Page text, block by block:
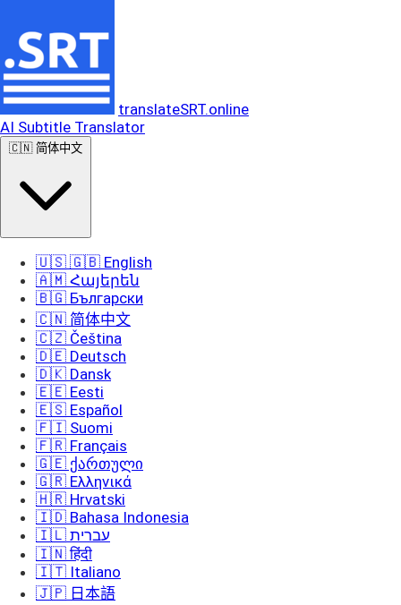
translateSRT.online
AI Subtitle Translator
🇨🇳 简体中文
🇺🇸 🇬🇧 English
🇦🇲 Հայերեն
🇧🇬 Български
🇨🇳 简体中文
🇨🇿 Čeština
🇩🇪 Deutsch
🇩🇰 Dansk
🇪🇪 Eesti
🇪🇸 Español
🇫🇮 Suomi
🇫🇷 Français
🇬🇪 ქართული
🇬🇷 Ελληνικά
🇭🇷 Hrvatski
🇮🇩 Bahasa Indonesia
🇮🇱 עברית
🇮🇳 हिंदी
🇮🇹 Italiano
🇯🇵 日本語